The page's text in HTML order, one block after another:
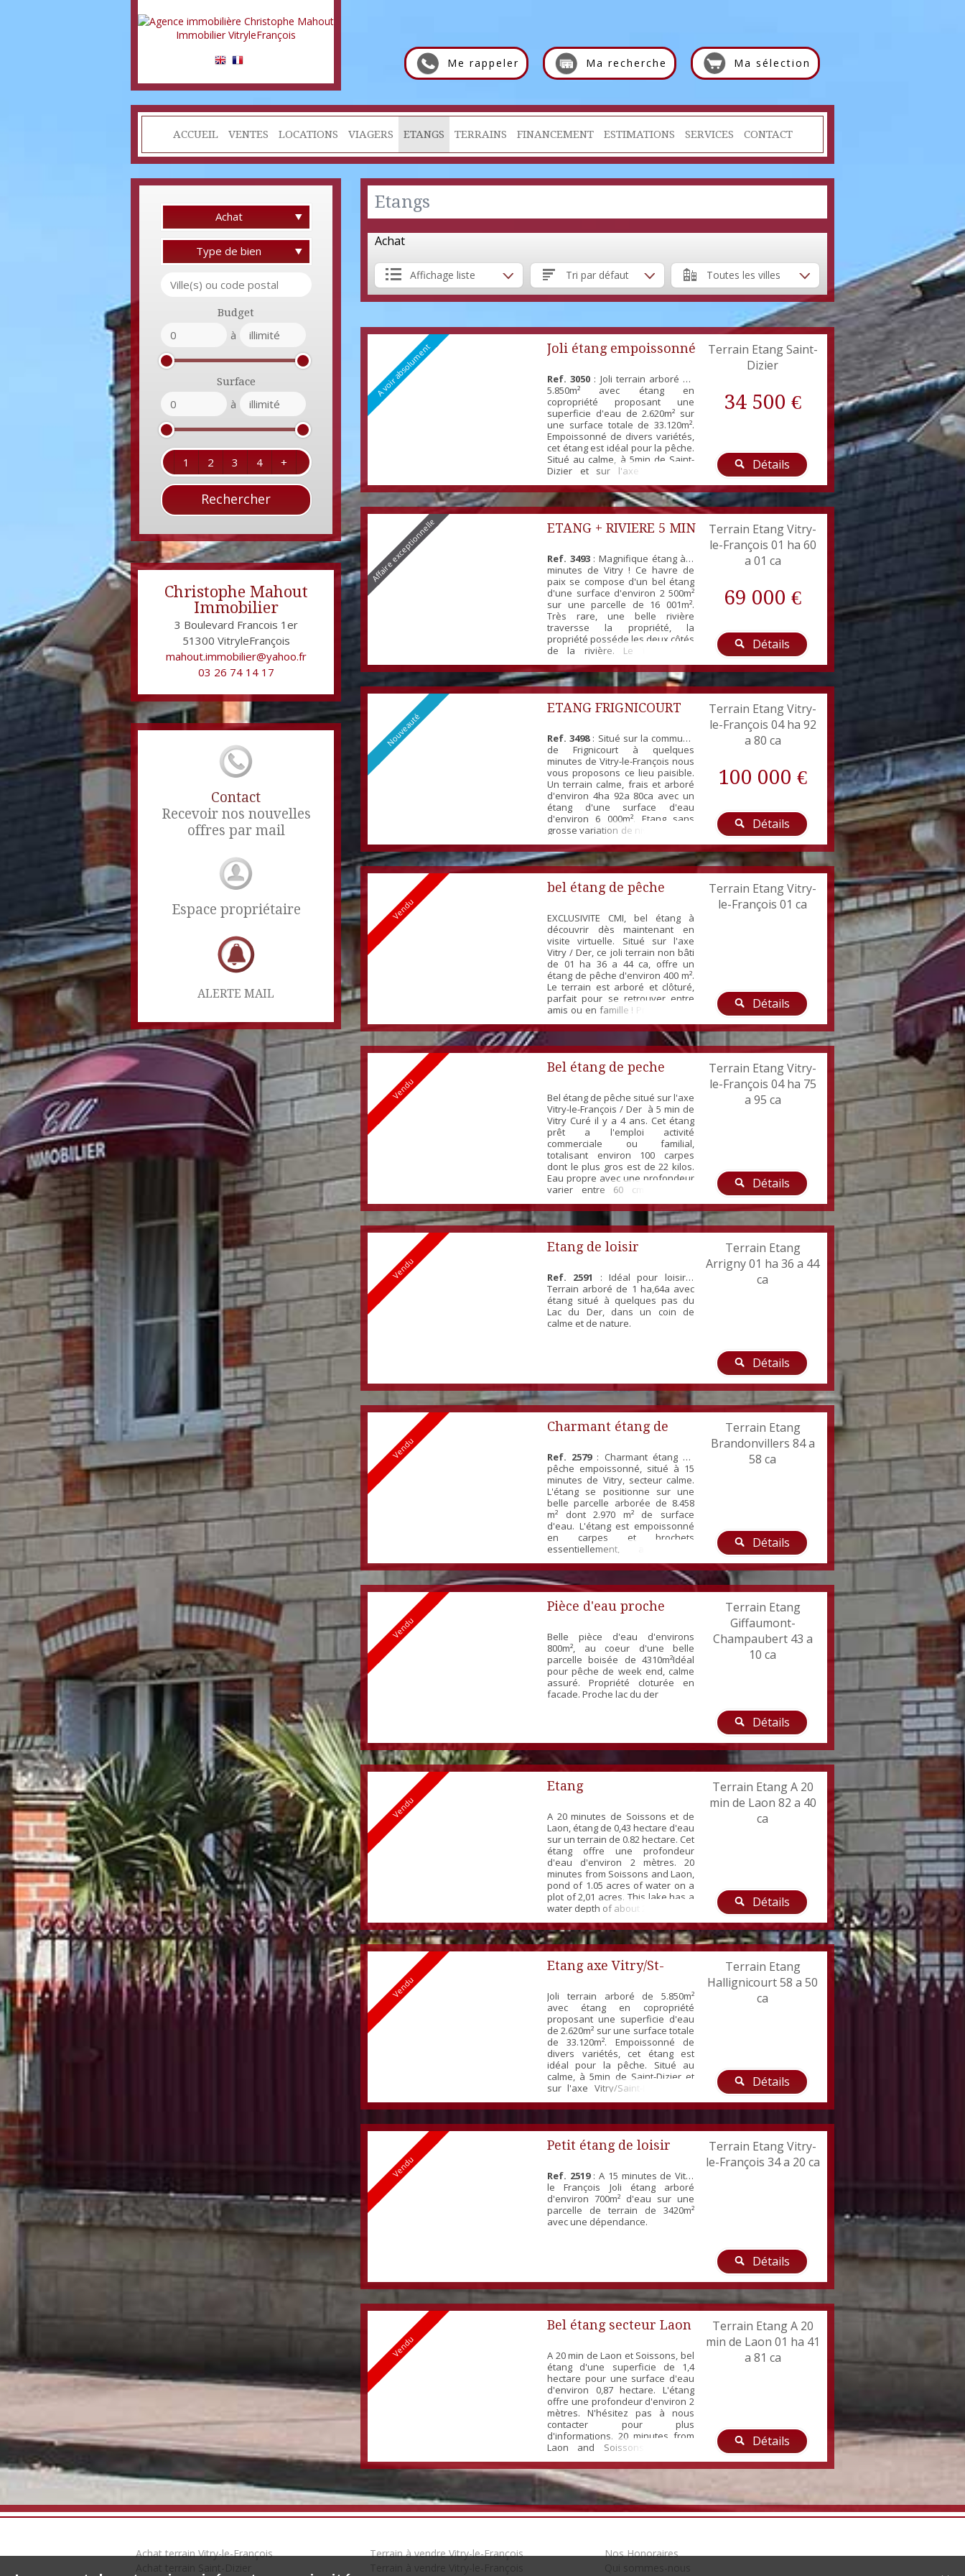
Me rappeler Ma recherche Ma sélection
ACCUEIL VENTES LOCATIONS VIAGERS ETANGS TERRAINS FINANCEMENT ESTIMATIONS SERVICES CONTACT
Achat
Type de bien
Budget
à
Surface
à
1 2 3 4 +
Christophe Mahout
Immobilier
3 Boulevard Francois 1er
51300 VitryleFrançois
mahout.immobilier@yahoo.fr
03 26 74 14 17
Contact
Recevoir nos nouvelles
offres par mail
Espace propriétaire
ALERTE MAIL
Etangs
Achat
Affichage liste Tri par défaut Toutes les villes
A voir absolument Joli étang empoissonné
Ref. 3050 : Joli terrain arboré de
5.850m² avec étang en
copropriété proposant une
superficie d'eau de 2.620m² sur
une surface totale de 33.120m².
Empoissonné de divers variétés,
cet étang est idéal pour la pêche.
Situé au calme, à 5min de Saint-
Dizier et sur l'axe Vitry/Saint-
Dizier. Nice wooded land of
5.850m² with a condominium land
offering 2.620m² of water surface,
for a total surface of 33....
Terrain Etang Saint-
Dizier
34 500 €
Détails
Affaire exceptionnelle
ETANG + RIVIERE 5 MIN
DE VITRY
Ref. 3493: Magnifique étang à 5
minutes de Vitry ! Ce havre de
paix se compose d'un bel étang
d'une surface d'environ 2 500m²
sur une parcelle de 16 001m².
Très rare, une belle rivière
traversse la propriété, la
propriété posséde les deux côtés
de la rivière. Le terrain est
paisible, grand, arboré parfait
pour profiter entre amis ou en
famille.
Terrain Etang Vitry-
le-François 01 ha 60
a 01 ca
69 000 €
Détails
Nouveauté
ETANG FRIGNICOURT
Ref. 3498: Situé sur la commune
de Frignicourt à quelques
minutes de Vitry-le-François nous
vous proposons ce lieu paisible.
Un terrain calme, frais et arboré
d'environ 4ha 92a 80ca avec un
étang d'une surface d'eau
d'environ 6 000m². Etang sans
grosse variation de niveau d'eau,
clôturé, empoissonné. Venez le
découvrir sans plus attendre. Un
joli lieu pour créer des souvenirs
avec vos amis et ...
Terrain Etang Vitry-
le-François 04 ha 92
a 80 ca
100 000 €
Détails
Vendu
bel étang de pêche
EXCLUSIVITE CMI, bel étang à
découvrir dès maintenant en
visite virtuelle. Situé sur l'axe
Vitry / Der, ce joli terrain non bâti
de 01 ha 36 a 44 ca, offre un
étang de pêche d'environ 400 m².
Le terrain est arboré et clôturé,
parfait pour se retrouver entre
amis ou en famille ! Profiter de la
visite virtuelle :
https://www.hdmedia.fr/visite-
virtuelle/hd/cbpyCprAbb-mahout-
immobilier.ht...
Terrain Etang Vitry-
le-François 01 ca
Détails
Vendu
Bel étang de peche
Bel étang de pêche situé sur l'axe
Vitry-le-François / Der à 5 min de
Vitry Curé il y a 4 ans. Cet étang
prêt a l'emploi activité
commerciale ou familial,
totalisant environ 100 carpes
dont le plus gros est de 22 kilos.
Eau propre avec une profondeur
varier entre 60 cm et 1m80.
Entièrement clôturé. Surface en
eau: 4 ha Surface terrain :4.7 ha.
Beautiful fishing pond located...
Terrain Etang Vitry-
le-François 04 ha 75
a 95 ca
Détails
Vendu
Etang de loisir
Ref. 2591
: Idéal pour loisir !
Terrain arboré de 1 ha,64a avec
étang situé à quelques pas du
Lac du Der, dans un coin de
calme et de nature.
Terrain Etang
Arrigny 01 ha 36 a 44
ca
Détails
Vendu
Charmant étang de
pêche
Ref. 2579: Charmant étang de
pêche empoissonné, situé à 15
minutes de Vitry, secteur calme.
L'étang se positionne sur une
belle parcelle arborée de 8.458
m² dont 2.970 m² de surface
d'eau. L'étang est empoissonné
en carpes et brochets
essentiellement, ainsi que
d'autres espèces. La profondeur
varie entre 1m50 et 2m. Charming
stocked fishing lake, located at
15min from Vitry, in a quiet area.
T...
Terrain Etang
Brandonvillers 84 a
58 ca
Détails
Vendu
Pièce d'eau proche
Giffaumont
Belle pièce d'eau d'environs
800m², au coeur d'une belle
parcelle boisée de 4310m²Idéal
pour pêche de week end, calme
assuré. Propriété cloturée en
facade. Proche lac du der
Terrain Etang
Giffaumont-
Champaubert 43 a
10 ca
Détails
Vendu
Etang
A 20 minutes de Soissons et de
Laon, étang de 0,43 hectare d'eau
sur un terrain de 0.82 hectare. Cet
étang offre une profondeur
d'eau d'environ 2 mètres. 20
minutes from Soissons and Laon,
pond of 1.05 acres of water on a
plot of 2,01 acres. This lake has a
water depth of about 2 meters.
Terrain Etang A 20
min de Laon 82 a 40
ca
Détails
Vendu
Etang axe Vitry/St-
Dizier
Joli terrain arboré de 5.850m²
avec étang en copropriété
proposant une superficie d'eau
de 2.620m² sur une surface totale
de 33.120m². Empoissonné de
divers variétés, cet étang est
idéal pour la pêche. Situé au
calme, à 5min de Saint-Dizier et
sur l'axe Vitry/Saint-Dizier. Nice
wooded land of 5.850m² with a
condominium land offering
2.620m² of water surface, for a
total surface of 33....
Terrain Etang
Hallignicourt 58 a 50
ca
Détails
Vendu
Petit étang de loisir
Ref. 2519: A 15 minutes de Vitry
le François Joli étang arboré
d'environ 700m² d'eau sur une
parcelle de terrain de 3420m²
avec une dépendance.
Terrain Etang Vitry-
le-François 34 a 20 ca
Détails
Vendu
Bel étang secteur Laon
A 20 min de Laon et Soissons, bel
étang d'une superficie de 1,4
hectare pour une surface d'eau
d'environ 0,87 hectare. L'étang
offre une profondeur d'environ 2
mètres. N'hésitez pas à nous
contacter pour plus
d'informations. 20 minutes from
Laon and Soissons, beautiful
lake with an area of ​​3,45 acres
for a water surface of about 2,13
acres. The lake has a depth of
about 2 meters...
Terrain Etang A 20
min de Laon 01 ha 41
a 81 ca
Détails
Achat terrain Vitry-le-François
Terrain à vendre Vitry-le-François
Nos Honoraires